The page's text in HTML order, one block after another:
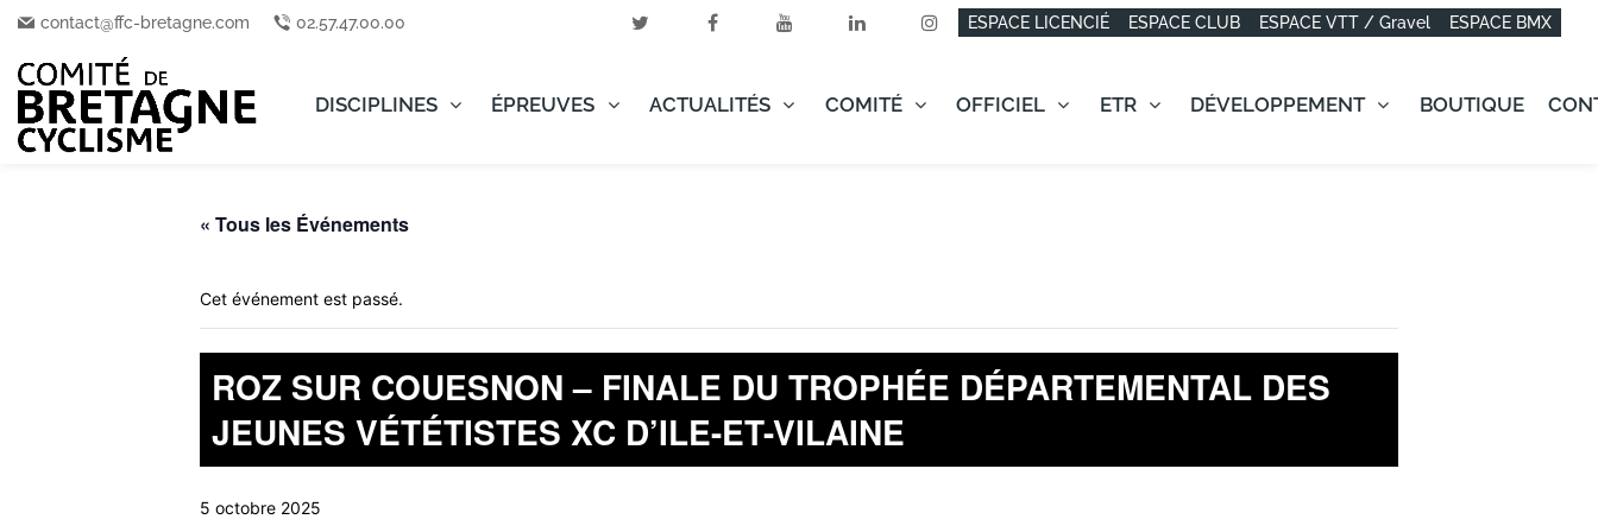
contact@ffc-bretagne.com 02.57.47.00.00 ESPACE LICENCIÉ ESPACE CLUB ESPACE VTT / Gravel ESPACE BMX
DISCIPLINES ÉPREUVES ACTUALITÉS COMITÉ OFFICIEL ETR DÉVELOPPEMENT BOUTIQUE
« Tous les Événements
Cet événement est passé.
ROZ SUR COUESNON – FINALE DU TROPHÉE DÉPARTEMENTAL DES
JEUNES VÉTÉTISTES XC D’ILE-ET-VILAINE
5 octobre 2025